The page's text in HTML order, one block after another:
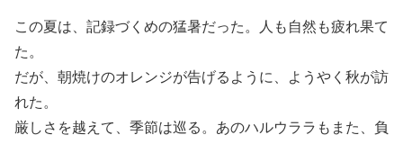
この夏は、記録づくめの猛暑だった。人も自然も疲れ果て
た。
だが、朝焼けのオレンジが告げるように、ようやく秋が訪
れた。
厳しさを越えて、季節は巡る。あのハルウララもまた、負